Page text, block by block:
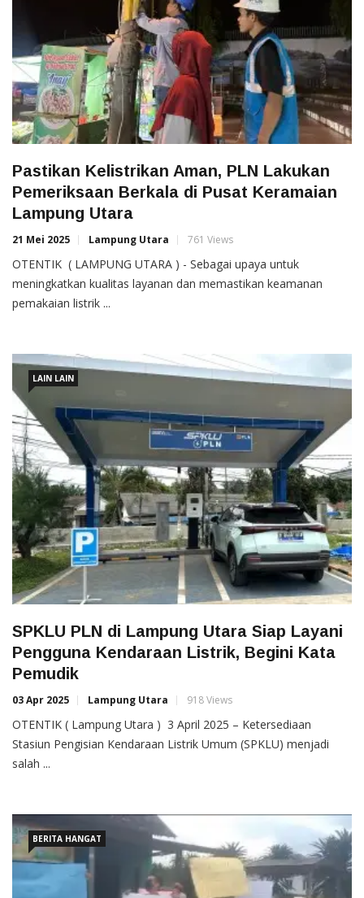
Pastikan Kelistrikan Aman, PLN Lakukan
Pemeriksaan Berkala di Pusat Keramaian
Lampung Utara
21 Mei 2025 Lampung Utara 761 Views
OTENTIK ( LAMPUNG UTARA ) - Sebagai upaya untuk
meningkatkan kualitas layanan dan memastikan keamanan
pemakaian listrik ...
LAIN LAIN
SPKLU PLN di Lampung Utara Siap Layani
Pengguna Kendaraan Listrik, Begini Kata
Pemudik
03 Apr 2025 Lampung Utara 918 Views
OTENTIK ( Lampung Utara ) 3 April 2025 – Ketersediaan
Stasiun Pengisian Kendaraan Listrik Umum (SPKLU) menjadi
salah ...
BERITA HANGAT